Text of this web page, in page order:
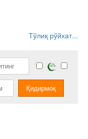
Тўлиқ рўйхат...